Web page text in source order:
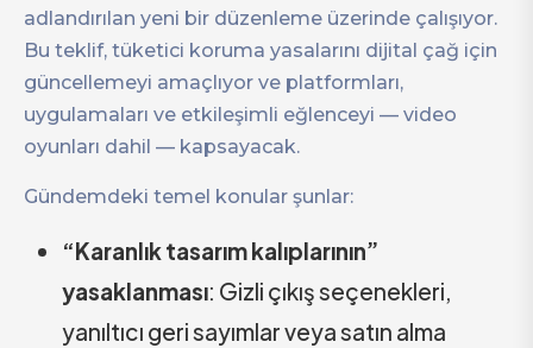
adlandırılan yeni bir düzenleme üzerinde çalışıyor.
Bu teklif, tüketici koruma yasalarını dijital çağ için
güncellemeyi amaçlıyor ve platformları,
uygulamaları ve etkileşimli eğlenceyi — video
oyunları dahil — kapsayacak.
Gündemdeki temel konular şunlar:
“Karanlık tasarım kalıplarının”
yasaklanması: Gizli çıkış seçenekleri,
yanıltıcı geri sayımlar veya satın alma